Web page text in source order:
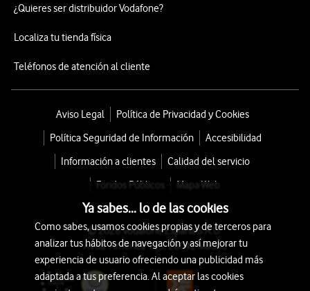
¿Quieres ser distribuidor Vodafone?
Localiza tu tienda física
Teléfonos de atención al cliente
Aviso Legal
Política de Privacidad y Cookies
Política Seguridad de Información
Accesibilidad
Información a clientes
Calidad del servicio
Fondos Públicos
Mapa Web
© 2026 Vodafone España S.A.U.
Avda. América 115, 28042 Madrid
Ya sabes... lo de las cookies
Como sabes, usamos cookies propias y de terceros para
analizar tus hábitos de navegación y así mejorar tu
experiencia de usuario ofreciendo una publicidad más
adaptada a tus preferencia. Al aceptar las cookies